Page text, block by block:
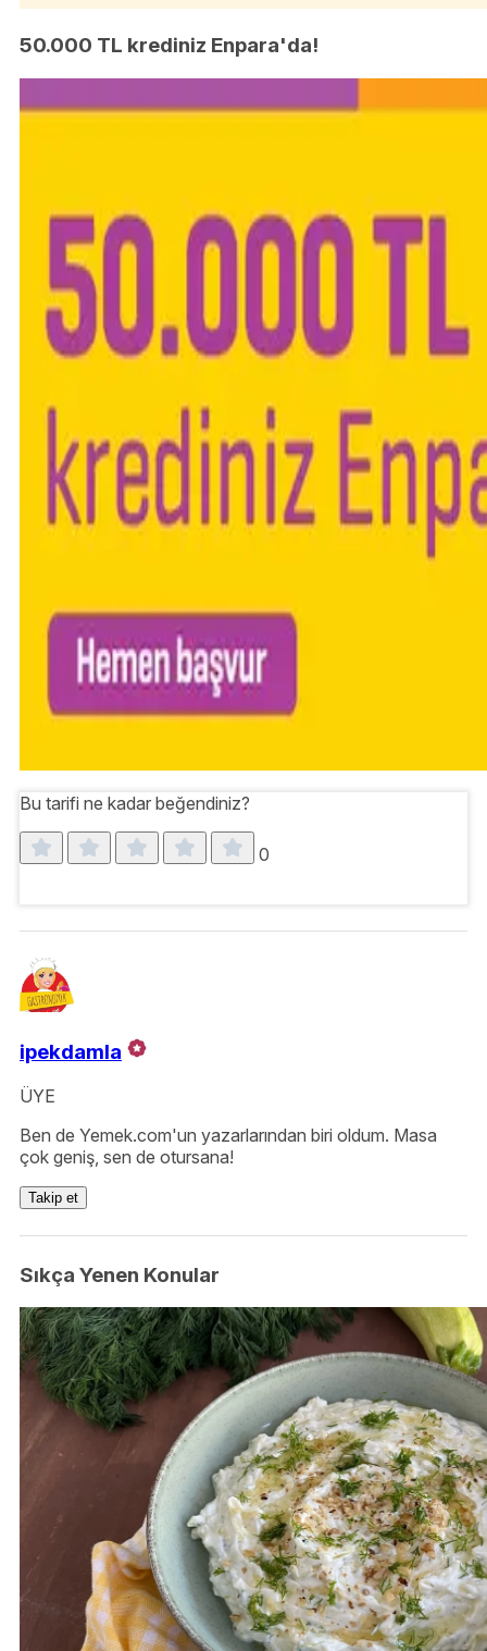
50.000 TL krediniz Enpara'da!
Bu tarifi ne kadar beğendiniz?
0
ipekdamla
ÜYE
Ben de Yemek.com'un yazarlarından biri oldum. Masa
çok geniş, sen de otursana!
Takip et
Sıkça Yenen Konular